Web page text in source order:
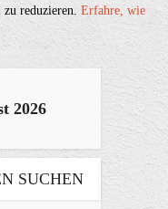
zu reduzieren.Erfahre, wie
2026
SUCHEN